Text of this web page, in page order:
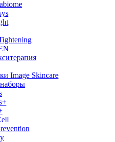
Image Skincare